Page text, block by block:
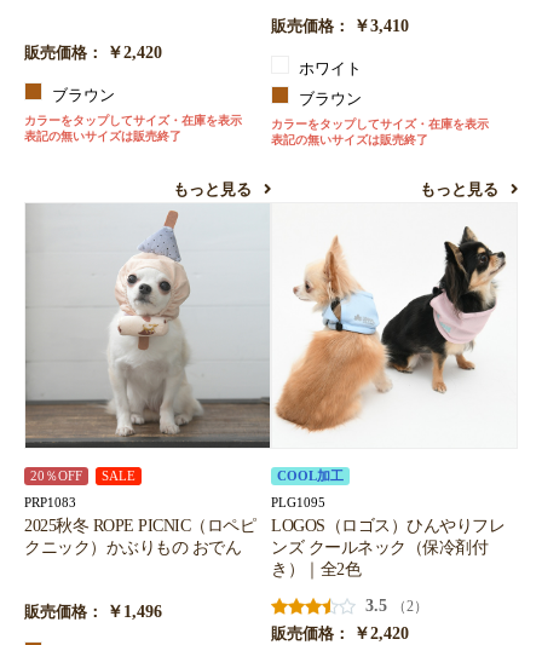
販売価格： ￥2,420
ブラウン
カラーをタップしてサイズ・在庫を表示
表記の無いサイズは販売終了
もっと見る
販売価格： ￥3,410
ホワイト
ブラウン
カラーをタップしてサイズ・在庫を表示
表記の無いサイズは販売終了
もっと見る
20％OFF SALE
PRP1083
2025秋冬 ROPE PICNIC（ロペピ
クニック）かぶりもの おでん
販売価格： ￥1,496
COOL加工
PLG1095
LOGOS（ロゴス）ひんやりフレ
ンズ クールネック（保冷剤付
き）｜全2色
3.5
（2）
販売価格：
￥2,420
カートへ進む